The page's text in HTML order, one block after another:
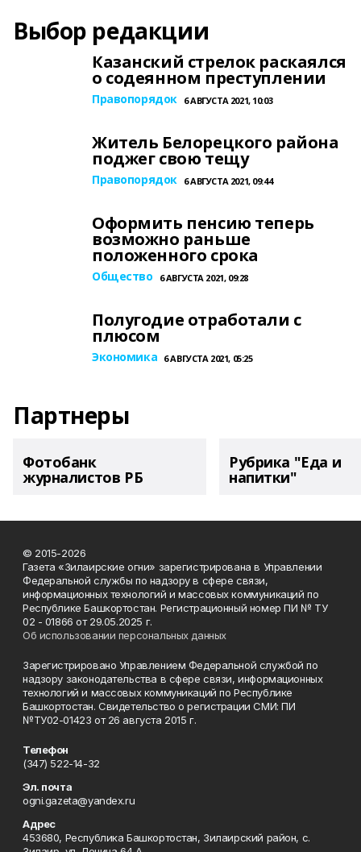
Выбор редакции
Казанский стрелок раскаялся
о содеянном преступлении
Правопорядок 6 АВГУСТА 2021, 10:03
Житель Белорецкого района
поджег свою тещу
Правопорядок 6 АВГУСТА 2021, 09:44
Оформить пенсию теперь
возможно раньше
положенного срока
Общество 6 АВГУСТА 2021, 09:28
Полугодие отработали с
плюсом
Экономика 6 АВГУСТА 2021, 05:25
Партнеры
Фотобанк
журналистов РБ
Рубрика "Еда и
напитки"
© 2015-2026
Газета «Зилаирские огни» зарегистрирована в Управлении
Федеральной службы по надзору в сфере связи,
информационных технологий и массовых коммуникаций по
Республике Башкортостан. Регистрационный номер ПИ № ТУ
02 - 01866 от 29.05.2025 г.
Об использовании персональных данных
Зарегистрировано Управлением Федеральной службой по
надзору законодательства в сфере связи, информационных
технологий и массовых коммуникаций по Республике
Башкортостан. Свидетельство о регистрации СМИ: ПИ
№ТУ02-01423 от 26 августа 2015 г.
Телефон
(347) 522-14-32
Эл. почта
ogni.gazeta@yandex.ru
Адрес
453680, Республика Башкортостан, Зилаирский район, с.